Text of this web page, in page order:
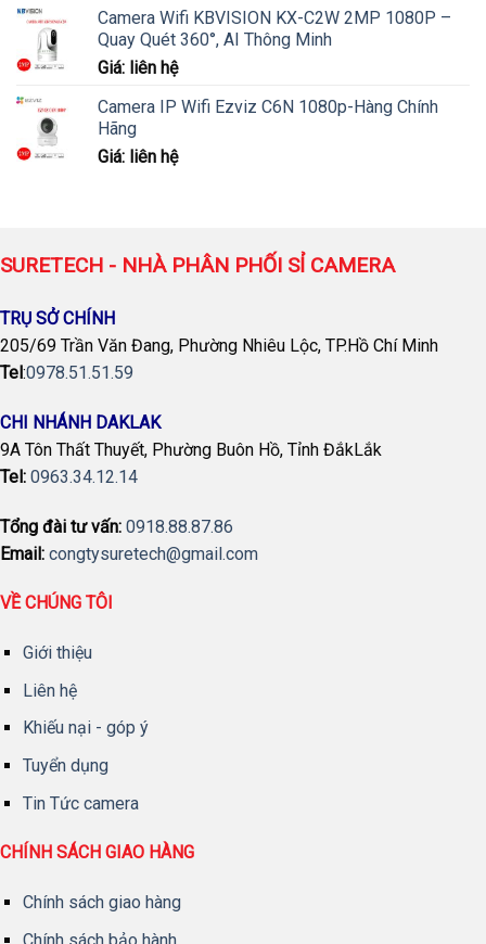
Camera Wifi KBVISION KX-C2W 2MP 1080P –
Quay Quét 360°, AI Thông Minh
Giá: liên hệ
Camera IP Wifi Ezviz C6N 1080p-Hàng Chính
Hãng
Giá: liên hệ
SURETECH - NHÀ PHÂN PHỐI SỈ CAMERA
TRỤ SỞ CHÍNH
205/69 Trần Văn Đang, Phường Nhiêu Lộc, TP.Hồ Chí Minh
Tel:0978.51.51.59
CHI NHÁNH DAKLAK
9A Tôn Thất Thuyết, Phường Buôn Hồ, Tỉnh ĐắkLắk
Tel: 0963.34.12.14
Tổng đài tư vấn: 0918.88.87.86
Email: congtysuretech@gmail.com
VỀ CHÚNG TÔI
Giới thiệu
Liên hệ
Khiếu nại - góp ý
Tuyển dụng
Tin Tức camera
CHÍNH SÁCH GIAO HÀNG
Chính sách giao hàng